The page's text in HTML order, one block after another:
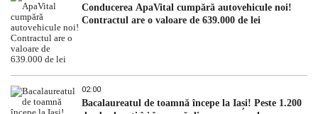
Conducerea ApaVital cumpără autovehicule noi!
Contractul are o valoare de 639.000 de lei
02:00
Bacalaureatul de toamnă începe la Iași! Peste 1.200